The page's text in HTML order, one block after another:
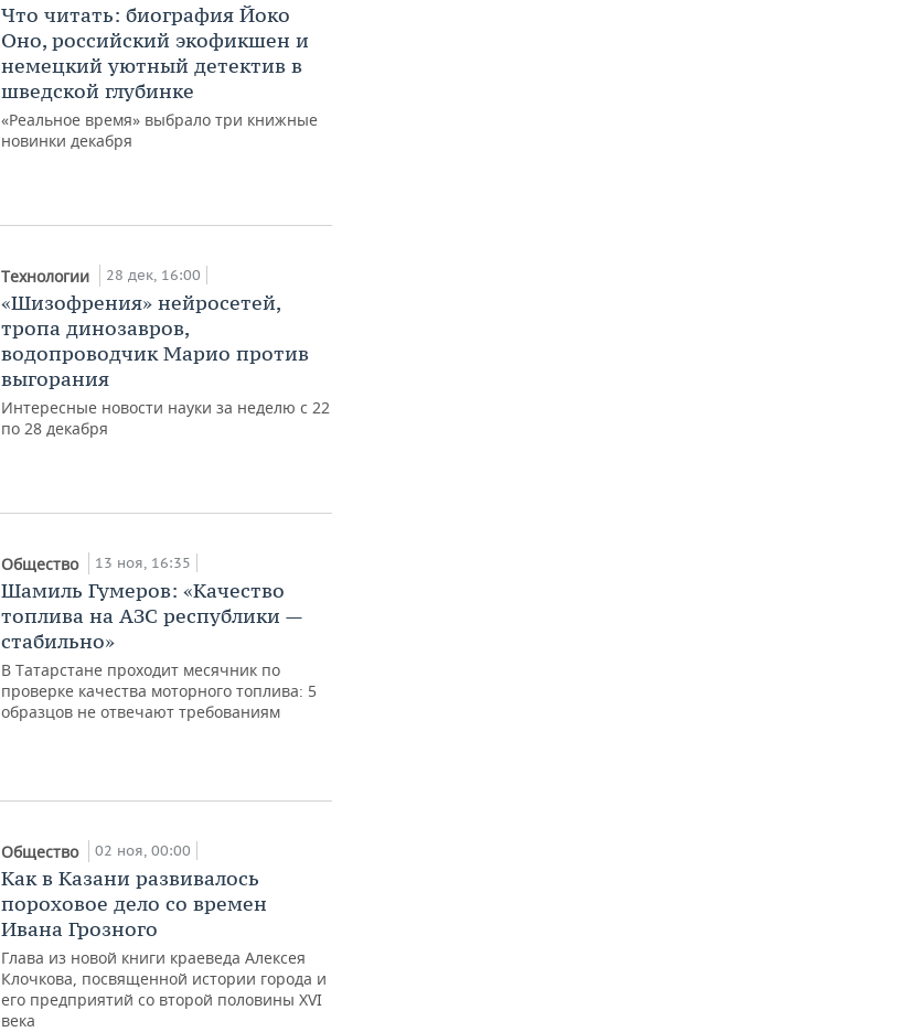
Что читать: биография Йоко
Оно, российский экофикшен и
немецкий уютный детектив в
шведской глубинке
«Реальное время» выбрало три книжные
новинки декабря
Технологии 28 дек, 16:00
«Шизофрения» нейросетей,
тропа динозавров,
водопроводчик Марио против
выгорания
Интересные новости науки за неделю с 22
по 28 декабря
Общество 13 ноя, 16:35
Шамиль Гумеров: «Качество
топлива на АЗС республики —
стабильно»
В Татарстане проходит месячник по
проверке качества моторного топлива: 5
образцов не отвечают требованиям
Общество 02 ноя, 00:00
Как в Казани развивалось
пороховое дело со времен
Ивана Грозного
Глава из новой книги краеведа Алексея
Клочкова, посвященной истории города и
его предприятий со второй половины XVI
века